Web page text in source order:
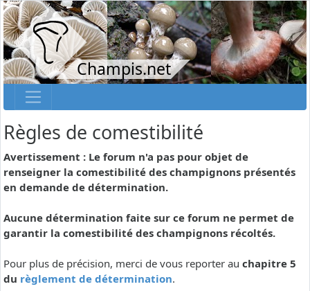
Champis.net
Règles de comestibilité
Avertissement : Le forum n'a pas pour objet de
renseigner la comestibilité des champignons présentés
en demande de détermination.
Aucune détermination faite sur ce forum ne permet de
garantir la comestibilité des champignons récoltés.
Pour plus de précision, merci de vous reporter au chapitre 5
du règlement de détermination.